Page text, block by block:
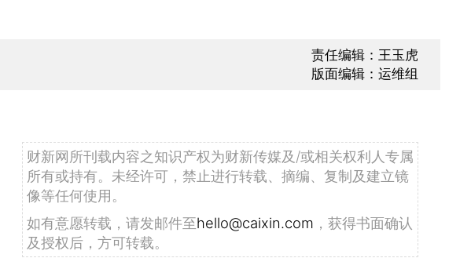
责任编辑：王玉虎
版面编辑：运维组
财新网所刊载内容之知识产权为财新传媒及/或相关权利人专属
所有或持有。未经许可，禁止进行转载、摘编、复制及建立镜
像等任何使用。
如有意愿转载，请发邮件至hello@caixin.com ，获得书面确认
及授权后，方可转载。